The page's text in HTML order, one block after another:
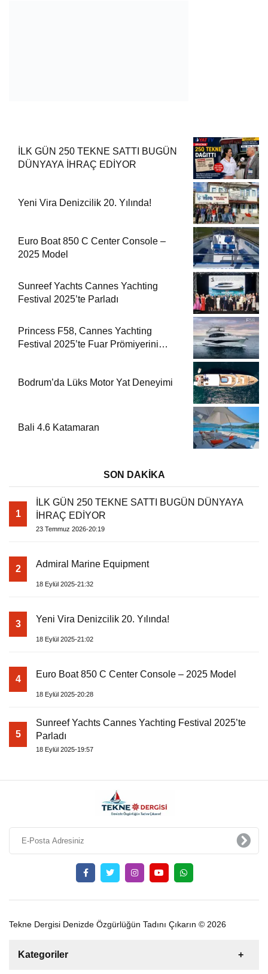
İLK GÜN 250 TEKNE SATTI BUGÜN
DÜNYAYA İHRAÇ EDİYOR
Yeni Vira Denizcilik 20. Yılında!
Euro Boat 850 C Center Console –
2025 Model
Sunreef Yachts Cannes Yachting
Festival 2025’te Parladı
Princess F58, Cannes Yachting
Festival 2025’te Fuar Prömiyerini
Bodrum’da Lüks Motor Yat Deneyimi
Bali 4.6 Katamaran
SON DAKİKA
1
İLK GÜN 250 TEKNE SATTI BUGÜN DÜNYAYA
İHRAÇ EDİYOR
23 Temmuz 2026-20:19
2 Admiral Marine Equipment
18 Eylül 2025-21:32
3 Yeni Vira Denizcilik 20. Yılında!
18 Eylül 2025-21:02
4 Euro Boat 850 C Center Console – 2025 Model
18 Eylül 2025-20:28
5
Sunreef Yachts Cannes Yachting Festival 2025’te
Parladı
18 Eylül 2025-19:57
Tekne Dergisi Denizde Özgürlüğün Tadını Çıkarın © 2026
Kategoriler